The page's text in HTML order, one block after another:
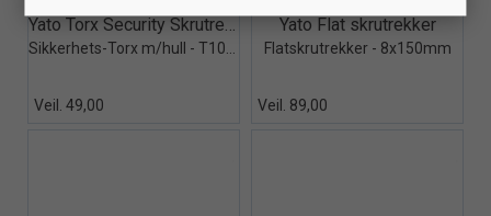
Quick View+ Yato Torx Security Skrutrekker
Veil. 49,00
Quick View+
Yato Flat skrutrekker
Flatskrutrekker - 8x150mm
Veil. 89,00